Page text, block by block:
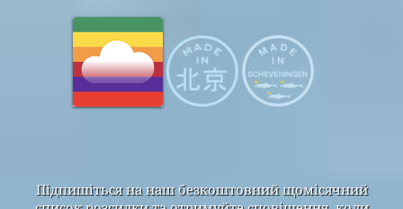
Підпишіться на наш безкоштовний щомісячний